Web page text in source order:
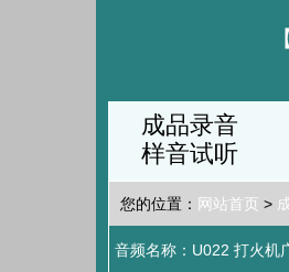
成品录音
样音试听
您的位置： 网站首页 >
音频名称：U022 打火机